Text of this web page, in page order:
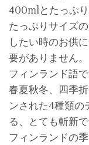
400mlとたっぷり
たっぷりサイズ
したい時のお供
要がありません。
フィンランド語
春夏秋冬、四季
ンされた4種類の
る、とても斬新
フィンランドの